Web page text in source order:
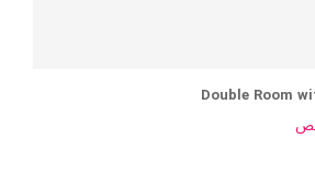
Double Room